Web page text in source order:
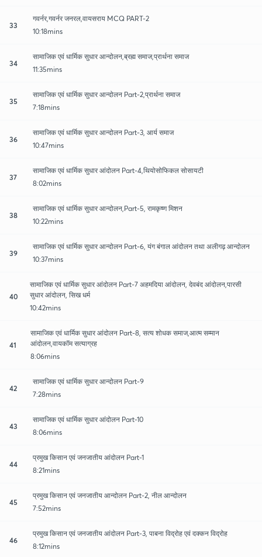
33
गवर्नर,गवर्नर जनरल,वायसराय MCQ PART-2
10:18mins
34
सामाजिक एवं धार्मिक सुधार आन्दोलन,ब्रह्म समाज,प्रार्थना समाज
11:35mins
35
सामाजिक एवं धार्मिक सुधार आन्दोलन Part-2,प्रार्थना समाज
7:18mins
36
सामाजिक एवं धार्मिक सुधार आन्दोलन Part-3, आर्य समाज
10:47mins
37
सामाजिक एवं धार्मिक सुधार आंदोलन Part-4,थियोसोफिकल सोसायटी
8:02mins
38
सामाजिक एवं धार्मिक सुधार आन्दोलन,Part-5, रामकृष्ण मिशन
10:22mins
39
सामाजिक एवं धार्मिक सुधार आन्दोलन Part-6, यंग बंगाल आंदोलन तथा अलीगढ़ आन्दोलन
10:37mins
40
सामाजिक एवं धार्मिक सुधार आंदोलन Part-7 अहमदिया आंदोलन, देवबंद आंदोलन,पारसी
सुधार आंदोलन, सिख धर्म
10:42mins
41
सामाजिक एवं धार्मिक सुधार आंदोलन Part-8, सत्य शोधक समाज,आत्म सम्मान
आंदोलन,वायकॉम सत्याग्रह
8:06mins
42
सामाजिक एवं धार्मिक सुधार आन्दोलन Part-9
7:28mins
43
सामाजिक एवं धार्मिक सुधार आंदोलन Part-10
8:06mins
44
प्रमुख किसान एवं जनजातीय आंदोलन Part-1
8:21mins
45
प्रमुख किसान एवं जनजातीय आन्दोलन Part-2, नील आन्दोलन
7:52mins
46
प्रमुख किसान एवं जनजातीय आंदोलन Part-3, पाबना विद्रोह एवं दक्कन विद्रोह
8:12mins